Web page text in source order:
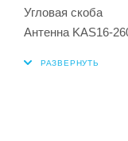
Угловая скоба
Антенна KAS16-